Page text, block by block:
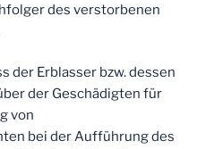
des verstorbenen
der Erblasser bzw. dessen
der Geschädigten für
von
bei der Aufführung des